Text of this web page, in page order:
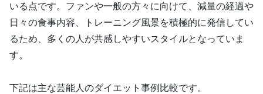
いる点です。ファンや一般の方々に向けて、減量の経過や
日々の食事内容、トレーニング風景を積極的に発信してい
るため、多くの人が共感しやすいスタイルとなっていま
す。
下記は主な芸能人のダイエット事例比較です。